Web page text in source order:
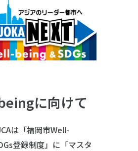
に向けて
は「福岡市Well-
登録制度」に「マスタ